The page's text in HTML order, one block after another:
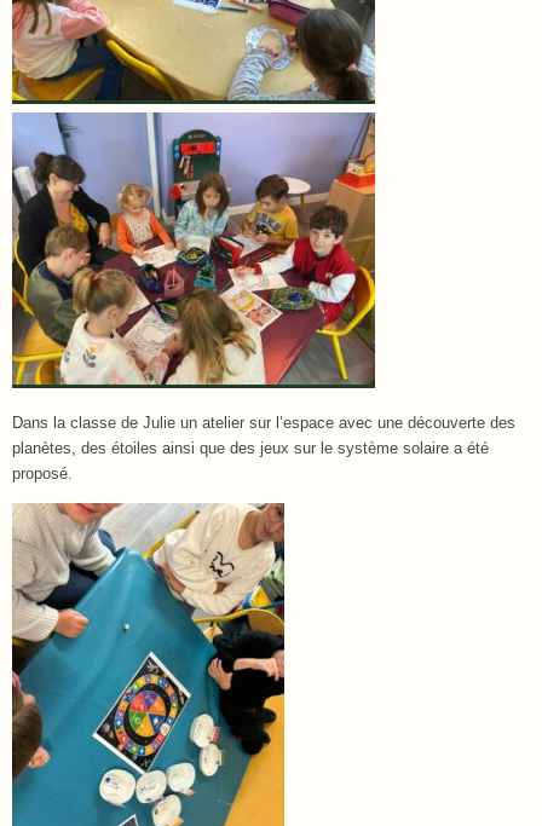
Dans la classe de Julie un atelier sur l’espace avec une découverte des
planètes, des étoiles ainsi que des jeux sur le système solaire a été
proposé.